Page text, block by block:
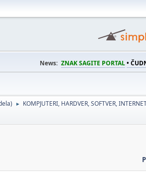
News: ZNAK SAGITE PORTAL•
► KOMPJUTERI, HARDVER, SOFTVER,